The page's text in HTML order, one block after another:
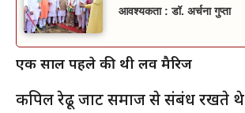
आवश्यकता : डॉ. अर्चना गुप्ता
एक साल पहले की थी लव मैरिज
कपिल रेढू जाट समाज से संबंध रखते